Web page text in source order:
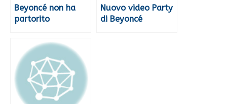
Beyoncé non ha
partorito
Nuovo video Party
di Beyoncé